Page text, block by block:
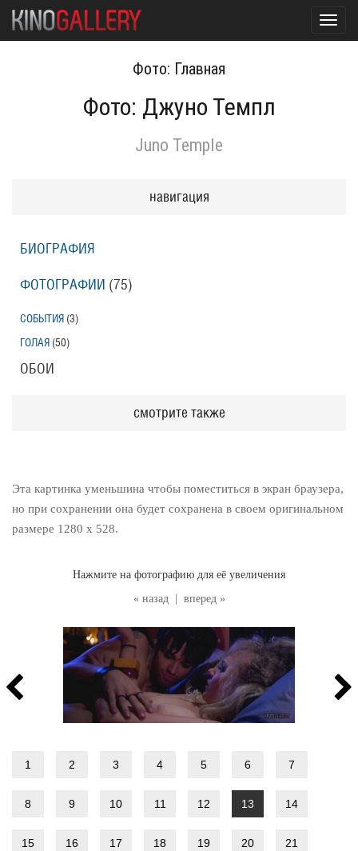
Фото: Главная
Фото: Джуно Темпл
Juno Temple
« назад вперед »
Нажмите на фотографию для её увеличения
Эта картинка уменьшина чтобы поместиться в экран браузера,
но при сохранении она будет сохранена в своем оригинальном
размере 1280 x 528.
1 2 3 4 5 6 7
8 9 10 11 12 13 14
15 16 17 18 19 20 21
навигация
БИОГРАФИЯ
ФОТОГРАФИИ (75)
СОБЫТИЯ (3)
ГОЛАЯ (50)
ОБОИ
смотрите также